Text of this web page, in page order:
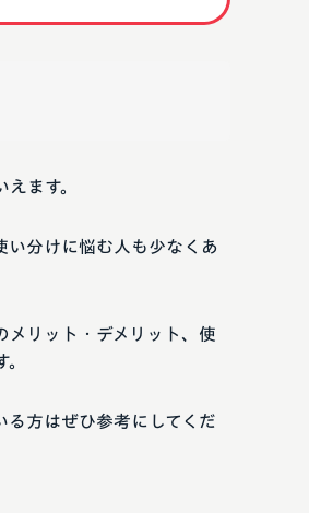
ます。
い分けに悩む人も少なくあ
メリット・デメリット、使
る方はぜひ参考にしてくだ